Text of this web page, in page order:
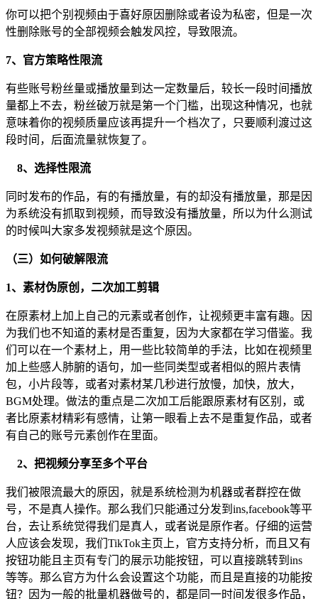
你可以把个别视频由于喜好原因删除或者设为私密，但是一次
性删除账号的全部视频会触发风控，导致限流。
7、官方策略性限流
有些账号粉丝量或播放量到达一定数量后，较长一段时间播放
量都上不去，粉丝破万就是第一个门槛，出现这种情况，也就
意味着你的视频质量应该再提升一个档次了，只要顺利渡过这
段时间，后面流量就恢复了。
8、选择性限流
同时发布的作品，有的有播放量，有的却没有播放量，那是因
为系统没有抓取到视频，而导致没有播放量，所以为什么测试
的时候叫大家多发视频就是这个原因。
（三）如何破解限流
1、素材伪原创，二次加工剪辑
在原素材上加上自己的元素或者创作，让视频更丰富有趣。因
为我们也不知道的素材是否重复，因为大家都在学习借鉴。我
们可以在一个素材上，用一些比较简单的手法，比如在视频里
加上些感人肺腑的语句，加一些同类型或者相似的照片表情
包，小片段等，或者对素材某几秒进行放慢，加快，放大，
BGM处理。做法的重点是二次加工后能跟原素材有区别，或
者比原素材精彩有感情，让第一眼看上去不是重复作品，或者
有自己的账号元素创作在里面。
2、把视频分享至多个平台
我们被限流最大的原因，就是系统检测为机器或者群控在做
号，不是真人操作。那么我们只能通过分发到ins,facebook等平
台，去让系统觉得我们是真人，或者说是原作者。仔细的运营
人应该会发现，我们TikTok主页上，官方支持分析，而且又有
按钮功能且主页有专门的展示功能按钮，可以直接跳转到ins
等等。那么官方为什么会设置这个功能，而且是直接的功能按
钮？因为一般的批量机器做号的，都是同一时间发很多作品，